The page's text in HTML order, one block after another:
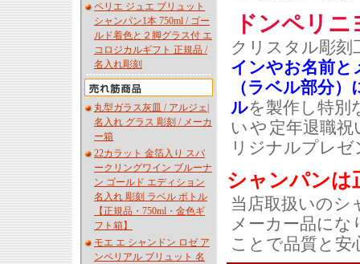
ペリエ ジュエ ブリュット
シャンパン1本 750ml / ゴー
ルド着色と２脚グラス付 エ
コロジカルギフト 正規品 /
名入れ彫刻
丸型ガラス灰皿 / アルジェ|
名入れ グラス 彫刻 / メーカ
ー箱
22カラット 金箔入り スパ
ークリングワイン ブルーナ
ン ゴールド エディション
名入れ 彫刻 ラベル ボトル
【正規品・750ml・金色ギ
フト箱】
モエ エ シャンドン ロゼ ア
ンペリアル ブリュット 名
ドンペリ
クリスタル彫刻
インやお名前と
（ラベル部分
ルを製作し特別
いや 定年退職祝
リジナルプレゼ
シャンパンは
当店取扱いのシ
メーカー品にな
ことで品質と安